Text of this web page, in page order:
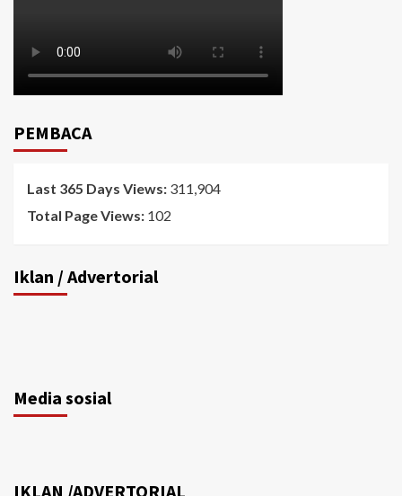
PEMBACA
Last 365 Days Views: 311,904
Total Page Views: 102
Iklan / Advertorial
Media sosial
IKLAN /ADVERTORIAL